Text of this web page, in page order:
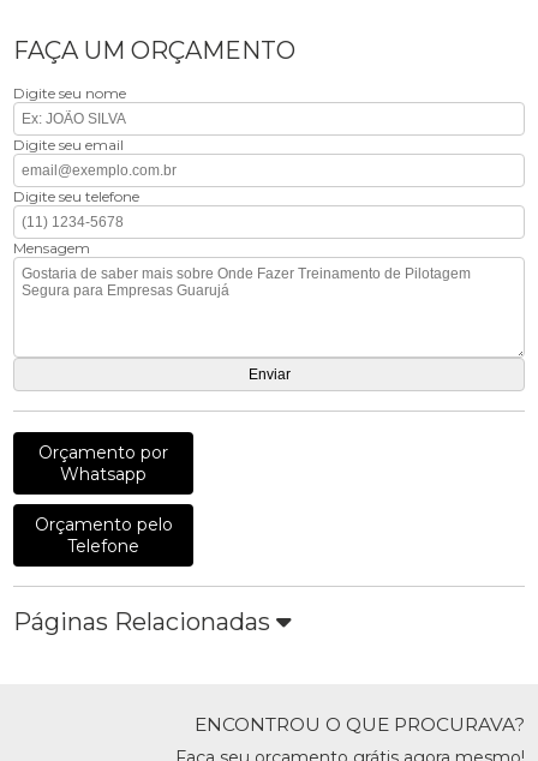
FAÇA UM ORÇAMENTO
Digite seu nome
Digite seu email
Digite seu telefone
Mensagem
Orçamento por
Whatsapp
Orçamento pelo
Telefone
Páginas Relacionadas
ENCONTROU O QUE PROCURAVA?